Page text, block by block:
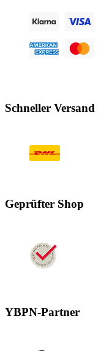
Schneller Versand
Geprüfter Shop
YBPN-Partner